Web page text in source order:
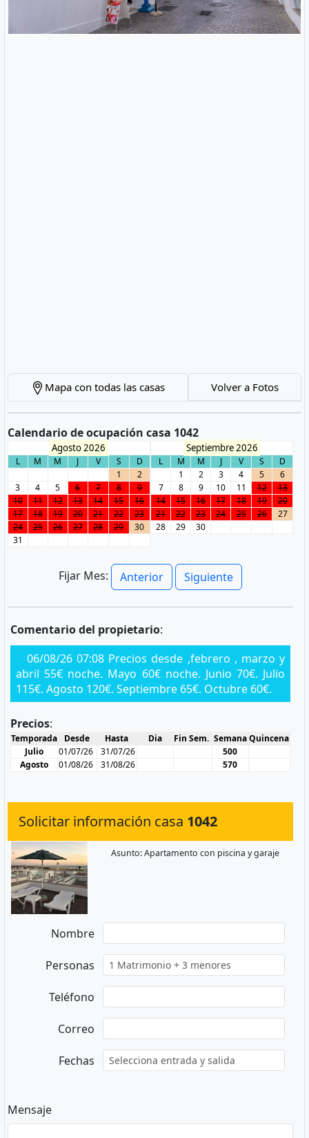
Mapa con todas las casas Volver a Fotos
Calendario de ocupación casa 1042
Agosto 2026
L M M J V S
D
1
2
3
4 5 6 7 8
9
10
11 12 13 14 15
16
17
18 19 20 21 22
23
24
25 26 27 28 29
30
31
Septiembre 2026
L M M J V S
D
1
2 3 4 5
6
7
8 9 10 11 12
13
14
15 16 17 18 19
20
21
22 23 24 25 26
27
28
29 30
Fijar Mes: Anterior Siguiente
Comentario del propietario:
06/08/26 07:08 Precios desde ,febrero , marzo y
abril 55€ noche. Mayo 60€ noche. Junio 70€. Julio
115€. Agosto 120€. Septiembre 65€. Octubre 60€.
Precios:
Temporada Desde Hasta Dia Fin Sem. Semana Quincena
Julio
01/07/26 31/07/26
500
Agosto
01/08/26 31/08/26 570
Solicitar información casa 1042
Asunto: Apartamento con piscina y garaje
Nombre
Personas
Teléfono
Correo
Fechas
Mensaje